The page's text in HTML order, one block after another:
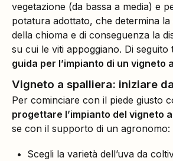
vegetazione (da bassa a media) e
potatura adottato, che determina
della chioma e di conseguenza la
su cui le viti appoggiano. Di seguito
guida per l’impianto di un vigneto
Vigneto a spalliera: iniziare
Per cominciare con il piede giusto
progettare l’impianto del vigneto
se con il supporto di un agronomo:
Scegli la varietà dell’uva da